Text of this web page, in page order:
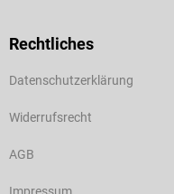
Rechtliches
Datenschutzerklärung
Widerrufsrecht
AGB